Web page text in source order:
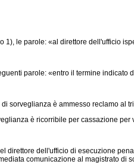
le parole: «al direttore dell'ufficio
parole: «entro il termine indicato
sorveglianza è ammesso reclamo al
è ricorribile per cassazione
dell'ufficio di esecuzione
comunicazione al magistrato di